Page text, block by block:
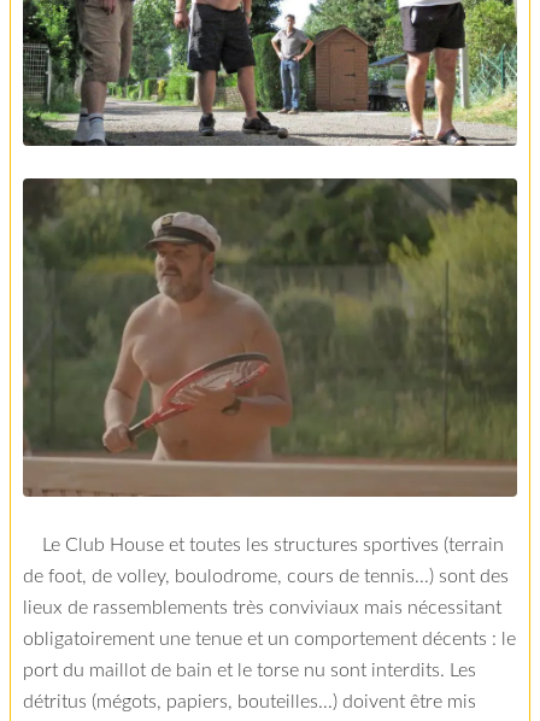
Le Club House et toutes les structures sportives (terrain
de foot, de volley, boulodrome, cours de tennis...) sont des
lieux de rassemblements très conviviaux mais nécessitant
obligatoirement une tenue et un comportement décents : le
port du maillot de bain et le torse nu sont interdits. Les
détritus (mégots, papiers, bouteilles...) doivent être mis